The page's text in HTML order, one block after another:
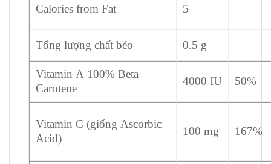
Calories from Fat 5
Tổng lượng chất béo 0.5 g
Vitamin A 100% Beta
Carotene
4000 IU 50%
Vitamin C (giống Ascorbic
Acid)
100 mg 167%